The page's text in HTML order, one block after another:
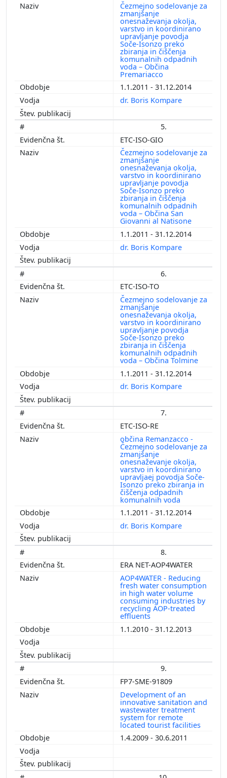
Čezmejno sodelovanje za
zmanjšanje
onesnaževanja okolja,
varstvo in koordinirano
upravljanje povodja
Soče-Isonzo preko
zbiranja in čiščenja
komunalnih odpadnih
voda – Občina
Premariacco
1.1.2011 - 31.12.2014
dr. Boris Kompare
5.
ETC-ISO-GIO
Čezmejno sodelovanje za
zmanjšanje
onesnaževanja okolja,
varstvo in koordinirano
upravljanje povodja
Soče-Isonzo preko
zbiranja in čiščenja
komunalnih odpadnih
voda – Občina San
Giovanni al Natisone
1.1.2011 - 31.12.2014
dr. Boris Kompare
6.
ETC-ISO-TO
Čezmejno sodelovanje za
zmanjšanje
onesnaževanja okolja,
varstvo in koordinirano
upravljanje povodja
Soče-Isonzo preko
zbiranja in čiščenja
komunalnih odpadnih
voda – Občina Tolmine
1.1.2011 - 31.12.2014
dr. Boris Kompare
7.
ETC-ISO-RE
občina Remanzacco -
Čezmejno sodelovanje za
zmanjšanje
onesnaževanje okolja,
varstvo in koordinirano
upravljaej povodja Soče-
Isonzo preko zbiranja in
čiščenja odpadnih
komunalnih voda
1.1.2011 - 31.12.2014
dr. Boris Kompare
8.
ERA NET-AOP4WATER
AOP4WATER - Reducing
fresh water consumption
in high water volume
consuming industries by
recycling AOP-treated
effluents
1.1.2010 - 31.12.2013
9.
FP7-SME-91809
Development of an
innovative sanitation and
wastewater treatment
system for remote
located tourist facilities
1.4.2009 - 30.6.2011